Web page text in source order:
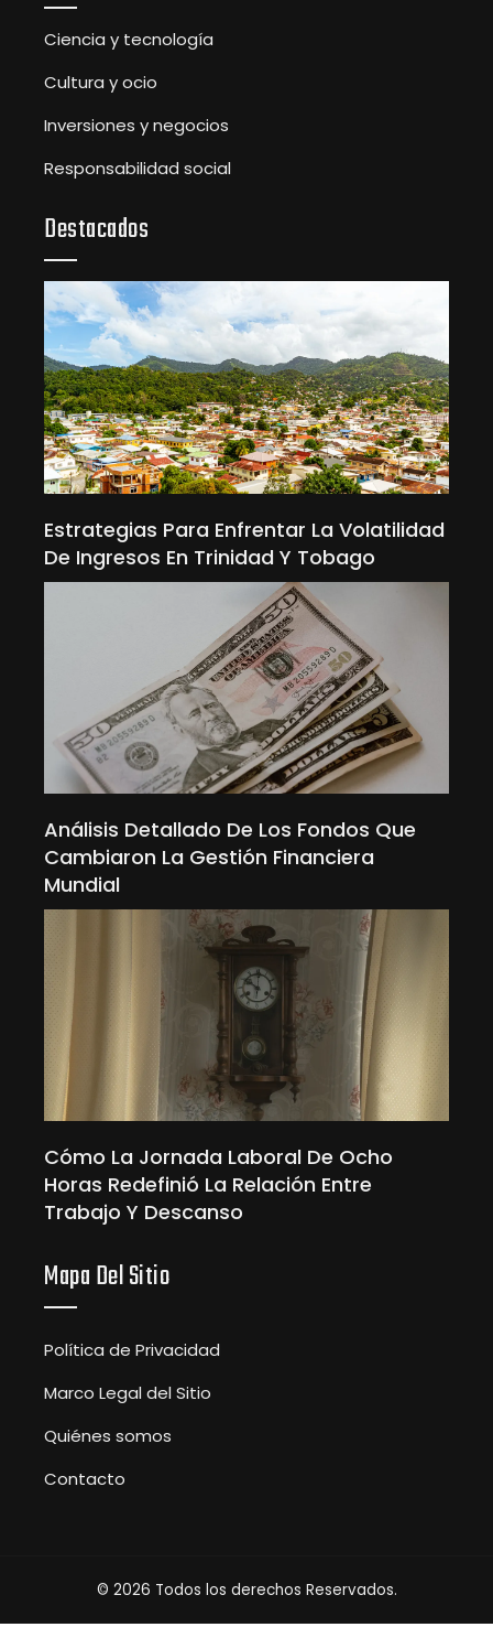
Ciencia y tecnología
Cultura y ocio
Inversiones y negocios
Responsabilidad social
Destacados
Estrategias Para Enfrentar La Volatilidad
De Ingresos En Trinidad Y Tobago
Análisis Detallado De Los Fondos Que
Cambiaron La Gestión Financiera
Mundial
Cómo La Jornada Laboral De Ocho
Horas Redefinió La Relación Entre
Trabajo Y Descanso
Mapa Del Sitio
Política de Privacidad
Marco Legal del Sitio
Quiénes somos
Contacto
© 2026 Todos los derechos Reservados.